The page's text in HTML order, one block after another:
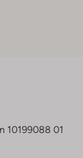
10199088 01